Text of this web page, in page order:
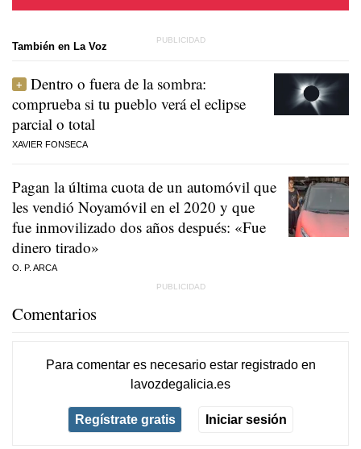
También en La Voz
Dentro o fuera de la sombra:
comprueba si tu pueblo verá el eclipse
parcial o total
XAVIER FONSECA
Pagan la última cuota de un automóvil que
les vendió Noyamóvil en el 2020 y que
fue inmovilizado dos años después: «Fue
dinero tirado»
O. P. ARCA
Comentarios
Para comentar es necesario estar registradoen
lavozdegalicia.es
Regístrate gratis Iniciar sesión